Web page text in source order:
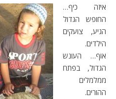
איזה כיף…
החופש הגדול
הגיע, צועקים
הילדים.
אוף… העונש
הגדול, בפתח
ממלמלים
ההורים.